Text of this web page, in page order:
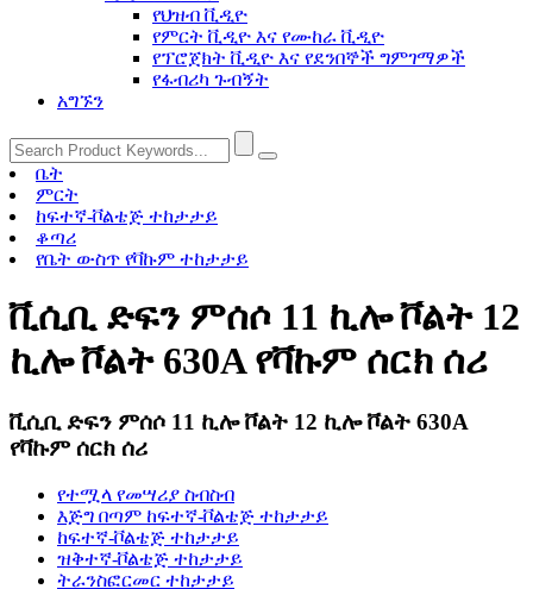
የህዝብ ቪዲዮ
የምርት ቪዲዮ እና የሙከራ ቪዲዮ
የፕሮጀክት ቪዲዮ እና የደንበኞች ግምገማዎች
የፋብሪካ ጉብኝት
አግኙን
ቤት
ምርት
ከፍተኛ-ቮልቴጅ ተከታታይ
ቆጣሪ
የቤት ውስጥ የቫኩም ተከታታይ
ቪሲቢ ድፍን ምሰሶ 11 ኪሎ ቮልት 12
ኪሎ ቮልት 630A የቫኩም ሰርክ ሰሪ
ቪሲቢ ድፍን ምሰሶ 11 ኪሎ ቮልት 12 ኪሎ ቮልት 630A
የቫኩም ሰርክ ሰሪ
የተሟላ የመሣሪያ ስብስብ
እጅግ በጣም ከፍተኛ-ቮልቴጅ ተከታታይ
ከፍተኛ-ቮልቴጅ ተከታታይ
ዝቅተኛ-ቮልቴጅ ተከታታይ
ትራንስፎርመር ተከታታይ